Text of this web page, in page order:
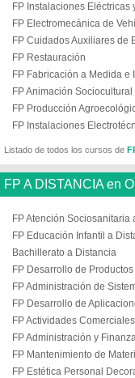
FP Instalaciones Eléctricas
FP Electromecánica de
FP Cuidados Auxiliares de
FP Restauración
FP Fabricación a Medida
FP Animación Sociocultural
FP Producción
FP Instalaciones
Listado de todos los cursos de
FP A DISTANCIA en
FP Atención Sociosanitaria
FP Educación Infantil a
Bachillerato a Distancia
FP Desarrollo de
FP Administración de
FP Desarrollo de
FP Actividades
FP Administración y
FP Mantenimiento de
FP Estética Personal